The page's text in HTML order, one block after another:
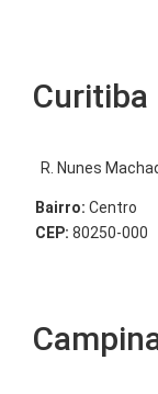
Curitiba
R. Nunes
Bairro: Centro
CEP: 80250-000